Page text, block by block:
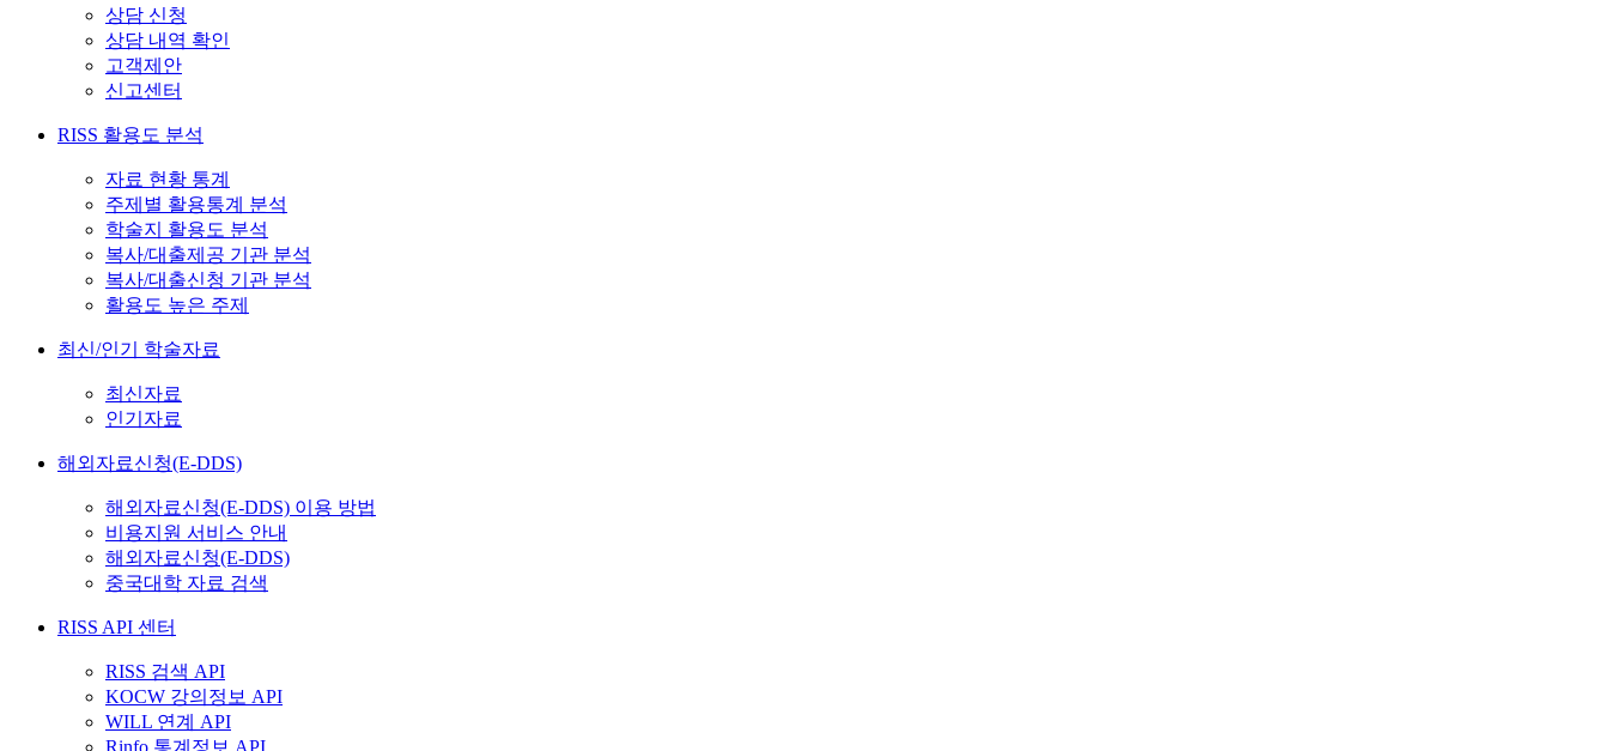
상담 신청
상담 내역 확인
고객제안
신고센터
RISS 활용도 분석
자료 현황 통계
주제별 활용통계 분석
학술지 활용도 분석
복사/대출제공 기관 분석
복사/대출신청 기관 분석
활용도 높은 주제
최신/인기 학술자료
최신자료
인기자료
해외자료신청(E-DDS)
해외자료신청(E-DDS) 이용 방법
비용지원 서비스 안내
해외자료신청(E-DDS)
중국대학 자료 검색
RISS API 센터
RISS 검색 API
KOCW 강의정보 API
WILL 연계 API
Rinfo 통계정보 API